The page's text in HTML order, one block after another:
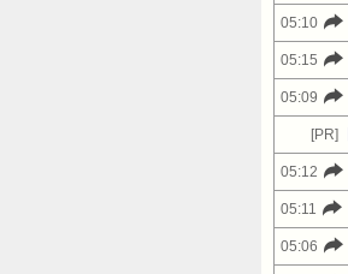
05:10
05:15
05:09
[PR]
05:12
05:11
05:06